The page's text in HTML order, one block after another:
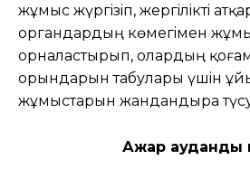
жұмыс жүргiзiп, жергiлiктi
органдардың көмегiмен
орналастырып, олардың
орындарын табулары үшiн
жұмыстарын жандандыра
Ақжар аудандық